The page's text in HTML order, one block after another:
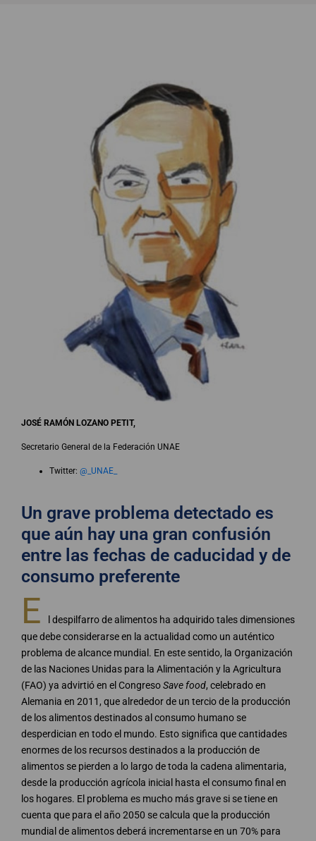
JOSÉ RAMÓN LOZANO PETIT,
Secretario General de la Federación UNAE
Twitter: @_UNAE_
Un grave problema detectado es
que aún hay una gran confusión
entre las fechas de caducidad y de
consumo preferente
E
l despilfarro de alimentos ha adquirido tales dimensiones
que debe considerarse en la actualidad como un auténtico
problema de alcance mundial. En este sentido, la Organización
de las Naciones Unidas para la Alimentación y la Agricultura
(FAO) ya advirtió en el CongresoSave food, celebrado en
Alemania en 2011, que alrededor de un tercio de la producción
de los alimentos destinados al consumo humano se
desperdician en todo el mundo. Esto significa que cantidades
enormes de los recursos destinados a la producción de
alimentos se pierden a lo largo de toda la cadena alimentaria,
desde la producción agrícola inicial hasta el consumo final en
los hogares. El problema es mucho más grave si se tiene en
cuenta que para el año 2050 se calcula que la producción
mundial de alimentos deberá incrementarse en un 70% para